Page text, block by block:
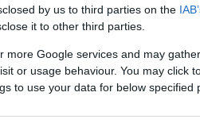
by us to third parties on the
it to other third parties.
more Google services and may
or usage behaviour. You may click
to use your data for below specified
du läsa mer
och